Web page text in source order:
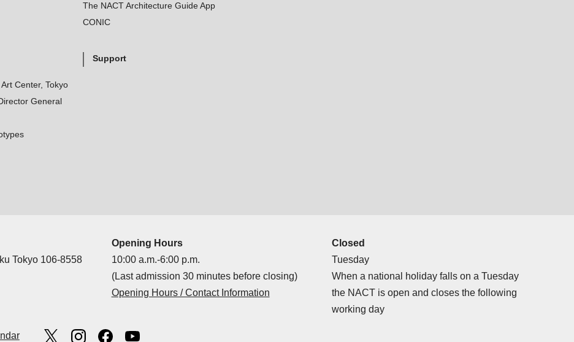
The NACT Architecture Guide App
CONIC
Center, Tokyo
General
Support
Tokyo 106-8558
Opening Hours
10:00 a.m.-6:00 p.m.
(Last admission 30 minutes before closing)
Opening Hours / Contact Information
Closed
Tuesday
When a national holiday falls on a Tuesday
the NACT is open and closes the following
working day